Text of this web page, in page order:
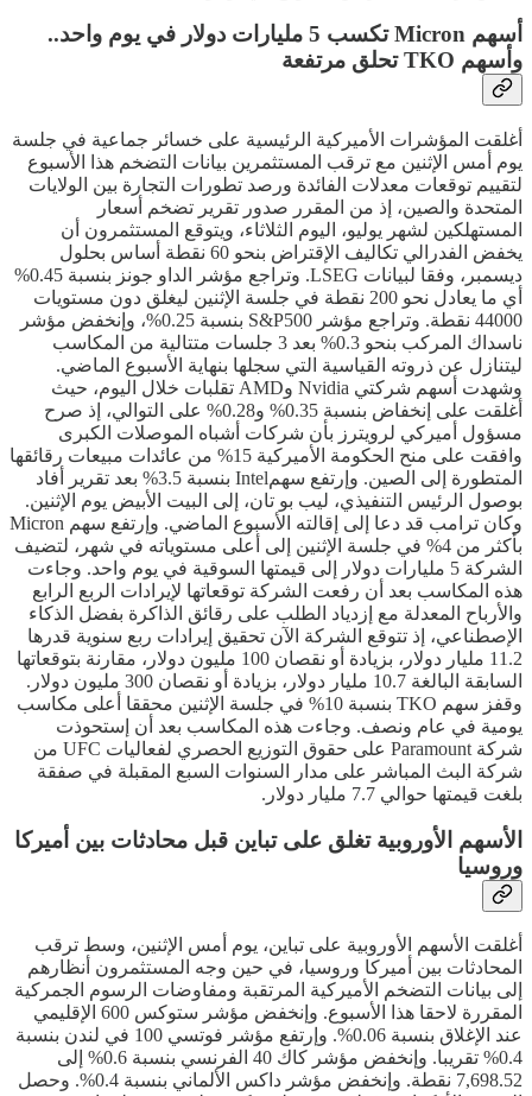
أسهم Micron تكسب 5 مليارات دولار في يوم واحد..
وأسهم TKO تحلق مرتفعة
أغلقت المؤشرات الأميركية الرئيسية على خسائر جماعية في جلسة
يوم أمس الإثنين مع ترقب المستثمرين بيانات التضخم هذا الأسبوع
لتقييم توقعات معدلات الفائدة ورصد تطورات التجارة بين الولايات
المتحدة والصين، إذ من المقرر صدور تقرير تضخم أسعار
المستهلكين لشهر يوليو، اليوم الثلاثاء، ويتوقع المستثمرون أن
يخفض الفدرالي تكاليف الإقتراض بنحو 60 نقطة أساس بحلول
ديسمبر، وفقا لبيانات LSEG. وتراجع مؤشر الداو جونز بنسبة 0.45%
أي ما يعادل نحو 200 نقطة في جلسة الإثنين ليغلق دون مستويات
44000 نقطة. وتراجع مؤشر S&P500 بنسبة 0.25%، وإنخفض مؤشر
ناسداك المركب بنحو 0.3% بعد 3 جلسات متتالية من المكاسب
ليتنازل عن ذروته القياسية التي سجلها بنهاية الأسبوع الماضي.
وشهدت أسهم شركتي Nvidia وAMD تقلبات خلال اليوم، حيث
أغلقت على إنخفاض بنسبة 0.35% و0.28% على التوالي، إذ صرح
مسؤول أميركي لرويترز بأن شركات أشباه الموصلات الكبرى
وافقت على منح الحكومة الأميركية 15% من عائدات مبيعات رقائقها
المتطورة إلى الصين. وإرتفع سهمIntel بنسبة 3.5% بعد تقرير أفاد
بوصول الرئيس التنفيذي، ليب بو تان، إلى البيت الأبيض يوم الإثنين.
وكان ترامب قد دعا إلى إقالته الأسبوع الماضي. وإرتفع سهم Micron
بأكثر من 4% في جلسة الإثنين إلى أعلى مستوياته في شهر، لتضيف
الشركة 5 مليارات دولار إلى قيمتها السوقية في يوم واحد. وجاءت
هذه المكاسب بعد أن رفعت الشركة توقعاتها لإيرادات الربع الرابع
والأرباح المعدلة مع إزدياد الطلب على رقائق الذاكرة بفضل الذكاء
الإصطناعي، إذ تتوقع الشركة الآن تحقيق إيرادات ربع سنوية قدرها
11.2 مليار دولار، بزيادة أو نقصان 100 مليون دولار، مقارنة بتوقعاتها
السابقة البالغة 10.7 مليار دولار، بزيادة أو نقصان 300 مليون دولار.
وقفز سهم TKO بنسبة 10% في جلسة الإثنين محققا أعلى مكاسب
يومية في عام ونصف. وجاءت هذه المكاسب بعد أن إستحوذت
شركة Paramount على حقوق التوزيع الحصري لفعاليات UFC من
شركة البث المباشر على مدار السنوات السبع المقبلة في صفقة
بلغت قيمتها حوالي 7.7 مليار دولار.
الأسهم الأوروبية تغلق على تباين قبل محادثات بين أميركا
وروسيا
أغلقت الأسهم الأوروبية على تباين، يوم أمس الإثنين، وسط ترقب
المحادثات بين أميركا وروسيا، في حين وجه المستثمرون أنظارهم
إلى بيانات التضخم الأميركية المرتقبة ومفاوضات الرسوم الجمركية
المقررة لاحقا هذا الأسبوع. وإنخفض مؤشر ستوكس 600 الإقليمي
عند الإغلاق بنسبة 0.06%. وإرتفع مؤشر فوتسي 100 في لندن بنسبة
0.4% تقريبا. وإنخفض مؤشر كاك 40 الفرنسي بنسبة 0.6% إلى
7,698.52 نقطة. وإنخفض مؤشر داكس الألماني بنسبة 0.4%. وحصل